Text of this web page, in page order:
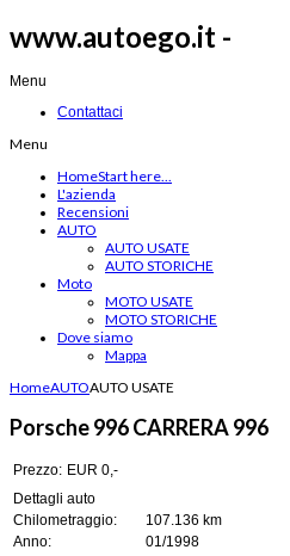
www.autoego.it -
Menu
Contattaci
Menu
HomeStart here...
L'azienda
Recensioni
AUTO
AUTO USATE
AUTO STORICHE
Moto
MOTO USATE
MOTO STORICHE
Dove siamo
Mappa
HomeAUTOAUTO USATE
Porsche 996 CARRERA 996
Prezzo: EUR 0,-
Dettagli auto
Chilometraggio:
107.136 km
Anno:
01/1998